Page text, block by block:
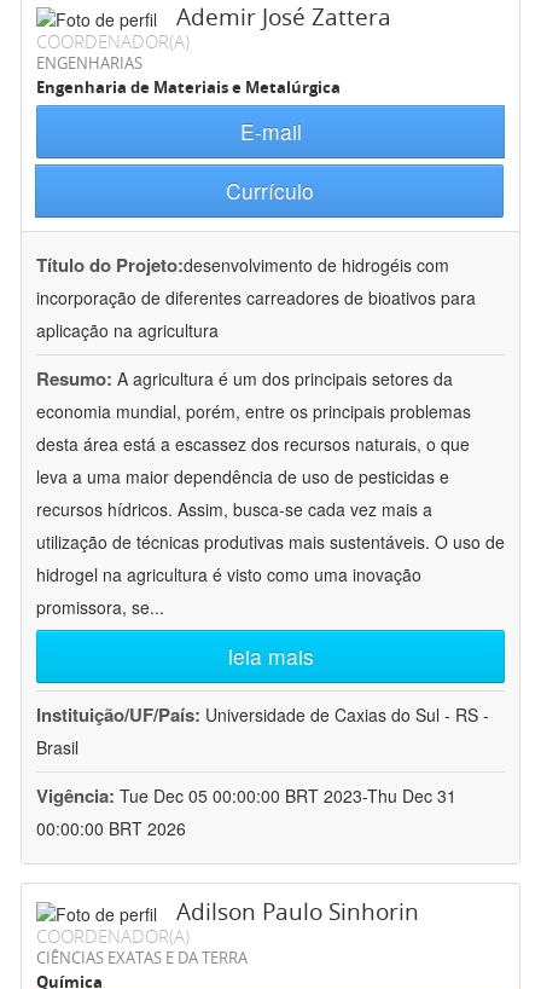
Ademir José Zattera
COORDENADOR(A)
ENGENHARIAS
Engenharia de Materiais e Metalúrgica
E-mail
Currículo
Título do Projeto:desenvolvimento de hidrogéis com
incorporação de diferentes carreadores de bioativos para
aplicação na agricultura
Resumo: A agricultura é um dos principais setores da
economia mundial, porém, entre os principais problemas
desta área está a escassez dos recursos naturais, o que
leva a uma maior dependência de uso de pesticidas e
recursos hídricos. Assim, busca-se cada vez mais a
utilização de técnicas produtivas mais sustentáveis. O uso de
hidrogel na agricultura é visto como uma inovação
promissora, se...
leia mais
Instituição/UF/País: Universidade de Caxias do Sul - RS -
Brasil
Vigência: Tue Dec 05 00:00:00 BRT 2023-Thu Dec 31
00:00:00 BRT 2026
Adilson Paulo Sinhorin
COORDENADOR(A)
CIÊNCIAS EXATAS E DA TERRA
Química